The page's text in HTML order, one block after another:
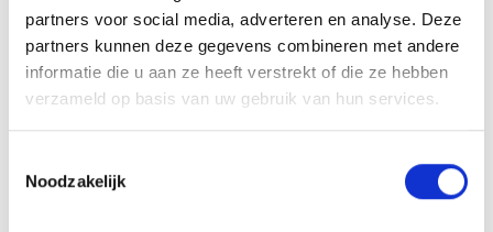
partners voor social media, adverteren en analyse. Deze
partners kunnen deze gegevens combineren met andere
informatie die u aan ze heeft verstrekt of die ze hebben
verzameld op basis van uw gebruik van hun services.
Noodzakelijk
Toevoegen aan winkelwagen
Toevoegen aan offerte